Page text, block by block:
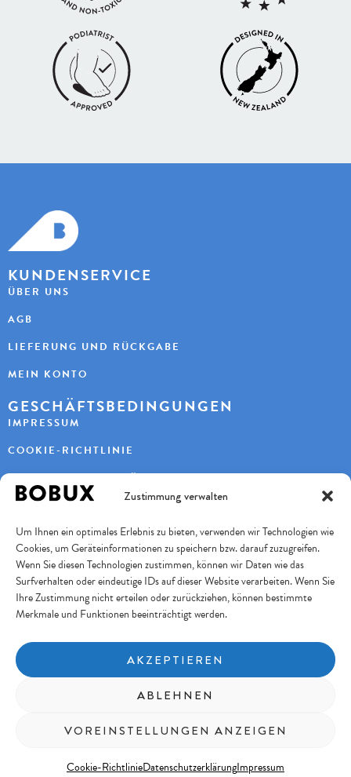
Zustimmung verwalten
Um Ihnen ein optimales Erlebnis zu bieten, verwenden wir Technologien wie
Cookies, um Geräteinformationen zu speichern bzw. darauf zuzugreifen.
Wenn Sie diesen Technologien zustimmen, können wir Daten wie das
Surfverhalten oder eindeutige IDs auf dieser Website verarbeiten. Wenn Sie
Ihre Zustimmung nicht erteilen oder zurückziehen, können bestimmte
Merkmale und Funktionen beeinträchtigt werden.
AKZEPTIEREN
ABLEHNEN
VOREINSTELLUNGEN ANZEIGEN
Cookie-RichtlinieDatenschutzerklärungImpressum
KUNDENSERVICE
ÜBER UNS
AGB
LIEFERUNG UND RÜCKGABE
MEIN KONTO
GESCHÄFTSBEDINGUNGEN
IMPRESSUM
COOKIE-RICHTLINIE
DATENSCHUTZERKLÄRUNG
Copyright © 2026 KayBee AG
KAYBEE AG
TURBENWEG 9
3073 GÜMLIGEN
+41 31 951 11 10
INFO@BOBUXSCHWEIZ.CH
FOLGE UNS